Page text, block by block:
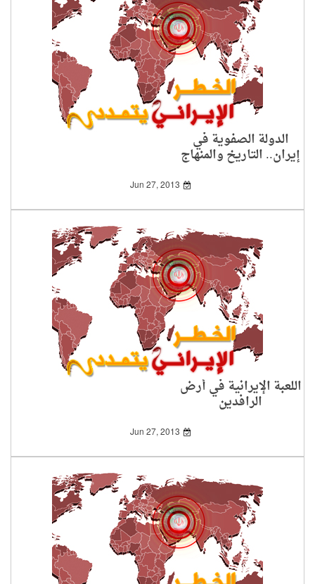
الدولة الصفوية في
إيران.. التاريخ والمنهاج
Jun 27, 2013
اللعبة الإيرانية في أرض
الرافدين
Jun 27, 2013